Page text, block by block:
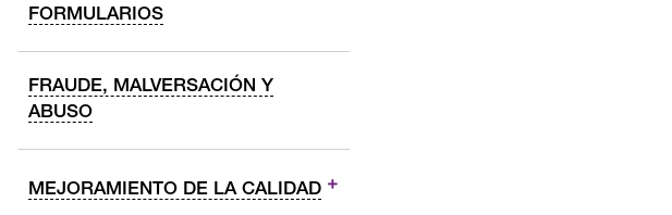
FORMULARIOS
FRAUDE, MALVERSACIÓN Y
ABUSO
MEJORAMIENTO DE LA CALIDAD